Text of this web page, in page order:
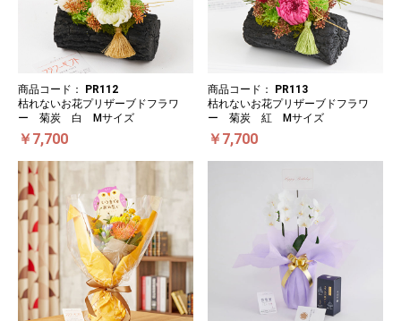
商品コード：
PR112
枯れないお花プリザーブドフラワ
ー 菊炭 白 Mサイズ
￥7,700
商品コード：
PR113
枯れないお花プリザーブドフラワ
ー 菊炭 紅 Mサイズ
￥7,700